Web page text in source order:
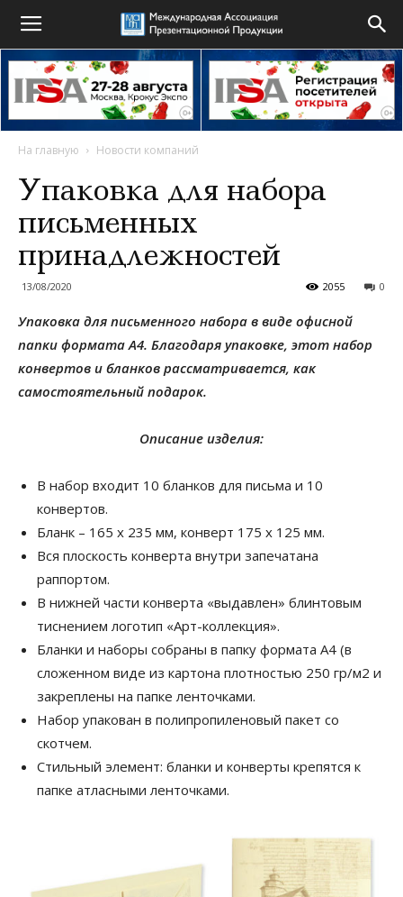
На главную Новости компаний
Упаковка для набора
письменных
принадлежностей
13/08/2020 0
2055
Упаковка для письменного набора в виде офисной
папки формата А4. Благодаря упаковке, этот набор
конвертов и бланков рассматривается, как
самостоятельный подарок.
Описание изделия:
В набор входит 10 бланков для письма и 10
конвертов.
Бланк – 165 х 235 мм, конверт 175 х 125 мм.
Вся плоскость конверта внутри запечатана
раппортом.
В нижней части конверта «выдавлен» блинтовым
тиснением логотип «Арт-коллекция».
Бланки и наборы собраны в папку формата А4 (в
сложенном виде из картона плотностью 250 гр/м2 и
закреплены на папке ленточками.
Набор упакован в полипропиленовый пакет со
скотчем.
Стильный элемент: бланки и конверты крепятся к
папке атласными ленточками.